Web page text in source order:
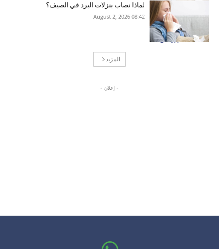
لماذا نصاب بنزلات البرد في الصيف؟
08:42 2026 ,August 2
المزيد
- إعلان -